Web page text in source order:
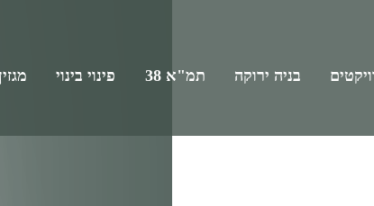
בניה ירוקה תמ"א 38 פינוי בינוי